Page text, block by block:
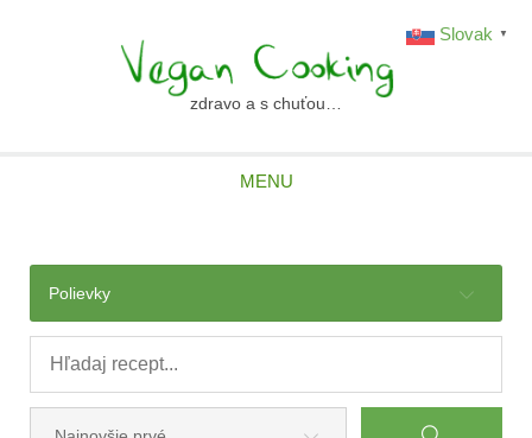
vegancooking.skzdravo a s chuťou…
MENU
Polievky
Slovak ▼